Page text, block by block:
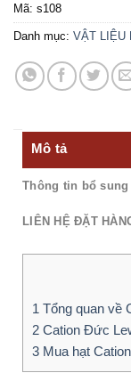
Mã: s108
Danh mục: VẬT LIỆU
Mô tả
Thông tin bổ sung
LIÊN HỆ ĐẶT
1 Tổng quan về
2 Cation Đức
3 Mua hạt